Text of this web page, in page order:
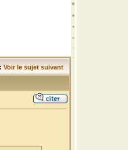
Voir le sujet suivant